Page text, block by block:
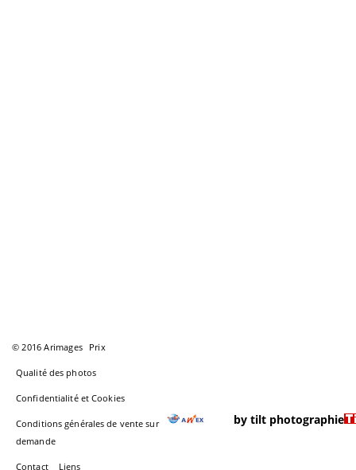
© 2016 Arimages Prix
Qualité des photos
Confidentialité et Cookies
Conditions générales de vente sur
demande
Contact Liens
by tilt photographie